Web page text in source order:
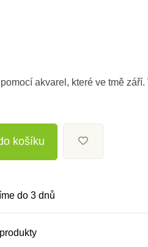
akvarel, které ve tmě
košíku
do 3 dnů